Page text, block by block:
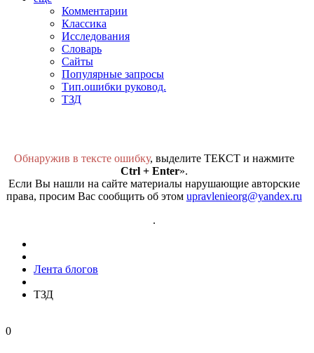
Комментарии
Классика
Исследования
Словарь
Сайты
Популярные запросы
Тип.ошибки руковод.
ТЗД
Обнаружив в тексте ошибку, выделите ТЕКСТ и нажмите
Ctrl + Enter».
Если Вы нашли на сайте материалы нарушающие авторские
права, просим Вас сообщить об этом upravlenieorg@yandex.ru
.
Лента блогов
ТЗД
0